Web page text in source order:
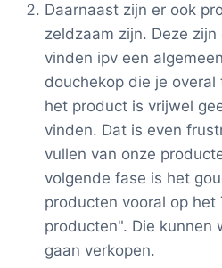
Daarnaast zijn er ook
zeldzaam zijn. Deze
vinden ipv een
douchekop die je
het product is vrijwel
vinden. Dat is even
vullen van onze
volgende fase is het
producten vooral op
producten". Die kunnen
gaan verkopen.